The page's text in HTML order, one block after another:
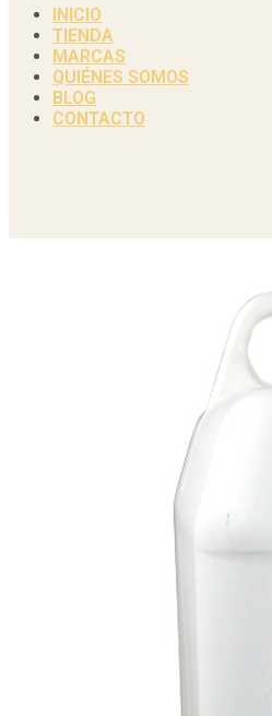
INICIO
TIENDA
MARCAS
QUIÉNES SOMOS
BLOG
CONTACTO